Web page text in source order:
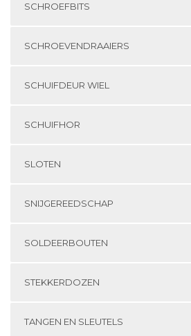
SCHROEFBITS
SCHROEVENDRAAIERS
SCHUIFDEUR WIEL
SCHUIFHOR
SLOTEN
SNIJGEREEDSCHAP
SOLDEERBOUTEN
STEKKERDOZEN
TANGEN EN SLEUTELS